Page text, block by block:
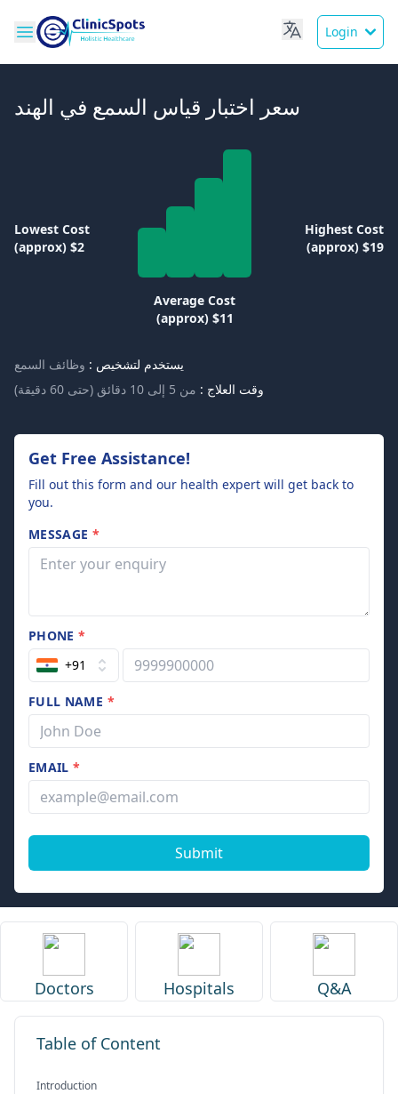
Login
سعر اختبار قياس السمع في الهند
Lowest Cost
(approx) $2
Average Cost
(approx) $11
Highest Cost
(approx) $19
يستخدم لتشخيص : وظائف السمع
وقت العلاج : من 5 إلى 10 دقائق (حتى 60 دقيقة)
Get Free Assistance!
Fill out this form and our health expert will get back to
you.
MESSAGE *
PHONE*
+91
FULL NAME *
EMAIL*
Submit
Doctors Hospitals Q&A
Table of Content
Introduction